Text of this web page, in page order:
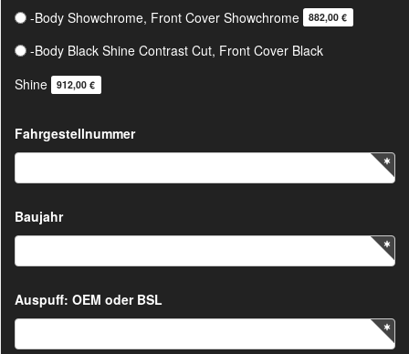
-Body Showchrome, Front Cover Showchrome 882,00 €
-Body Black Shine Contrast Cut, Front Cover Black
Shine
912,00 €
Fahrgestellnummer
Baujahr
Auspuff: OEM oder BSL